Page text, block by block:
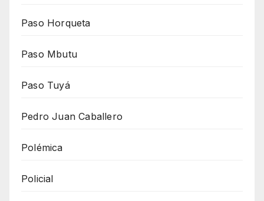
Paso Horqueta
Paso Mbutu
Paso Tuyá
Pedro Juan Caballero
Polémica
Policial